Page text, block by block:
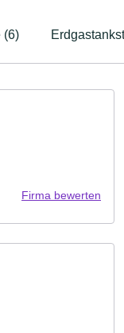
(6)
Firma bewerten